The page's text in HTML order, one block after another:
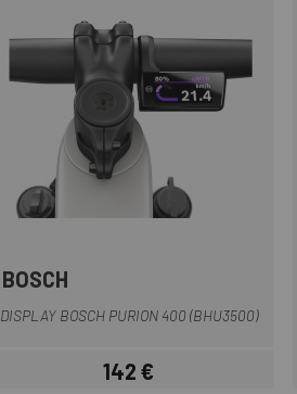
BOSCH
DISPLAY BOSCH PURION 400 (BHU3500)
Precio
142 €